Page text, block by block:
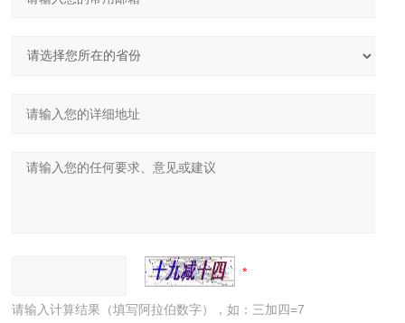
请输入计算结果（填写阿拉伯数字），如：三加四=7